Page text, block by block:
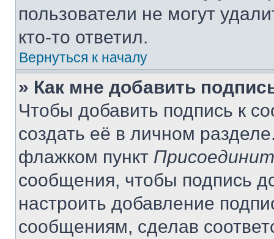
пользователи не могут
кто-то ответил.
Вернуться к началу
» Как мне добавить
Чтобы добавить подпись к
создать её в личном
флажком пункт
сообщения, чтобы подпись
настроить добавление
сообщениям, сделав